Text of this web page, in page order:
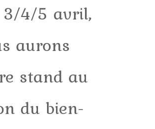
3/4/5 avril,
aurons
stand au
du bien-